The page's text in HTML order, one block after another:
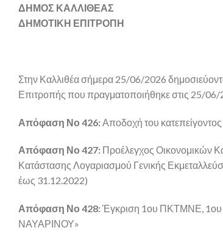
ΔΗΜΟΣ ΚΑΛΛΙΘΕΑΣ
ΔΗΜΟΤΙΚΗ ΕΠΙΤΡΟΠΗ
Στην Καλλιθέα σήμερα 25/06/2026
Επιτροπής που πραγματοποιήθηκε στις 25/
Απόφαση Νο 426: Αποδοχή του
Απόφαση Νο 427: Προέλεγχος Οικονομικών
Κατάστασης Λογαριασμού Γενικής
έως 31.12.2022)
Απόφαση Νο 428:Έγκριση 1ου ΠΚΤΜΝΕ,
ΝΑΥΑΡΙΝΟΥ»